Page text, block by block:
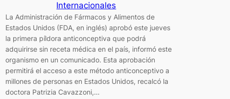
Internacionales
La Administración de Fármacos y Alimentos de
Estados Unidos (FDA, en inglés) aprobó este jueves
la primera píldora anticonceptiva que podrá
adquirirse sin receta médica en el país, informó este
organismo en un comunicado. Esta aprobación
permitirá el acceso a este método anticonceptivo a
millones de personas en Estados Unidos, recalcó la
doctora Patrizia Cavazzoni,…